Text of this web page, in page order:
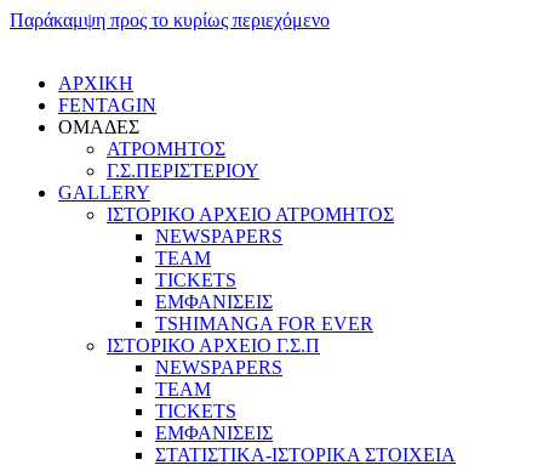
Παράκαμψη προς το κυρίως περιεχόμενο
ΑΡΧΙΚΗ
FENTAGIN
ΟΜΑΔΕΣ
ΑΤΡΟΜΗΤΟΣ
Γ.Σ.ΠEΡΙΣΤΕΡΙΟΥ
GALLERY
ΙΣΤΟΡΙΚΟ ΑΡΧΕΙΟ ΑΤΡΟΜΗΤΟΣ
NEWSPAPERS
TEAM
TICKETS
ΕΜΦΑΝΙΣΕΙΣ
TSHIMANGA FOR EVER
ΙΣΤΟΡΙΚΟ ΑΡΧΕΙΟ Γ.Σ.Π
NEWSPAPERS
TEAM
TICKETS
ΕΜΦΑΝΙΣΕΙΣ
ΣΤΑΤΙΣΤΙΚΑ-ΙΣΤΟΡΙΚΑ ΣΤΟΙΧΕΙΑ